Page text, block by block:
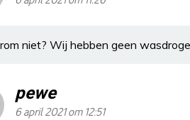
niet? Wij hebben geen
pewe
6 april 2021 om 12:51